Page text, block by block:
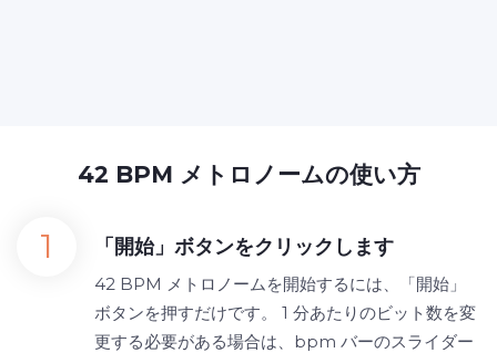
42 BPM メトロノームの使い方
「開始」ボタンをクリックします
42 BPM メトロノームを開始するには、「開始」
ボタンを押すだけです。 1 分あたりのビット数を変
更する必要がある場合は、bpm バーのスライダー